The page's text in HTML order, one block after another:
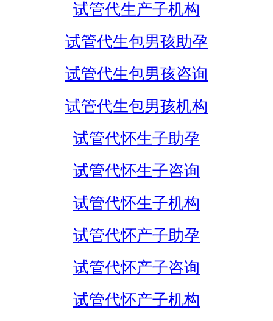
试管代生产子机构
试管代生包男孩助孕
试管代生包男孩咨询
试管代生包男孩机构
试管代怀生子助孕
试管代怀生子咨询
试管代怀生子机构
试管代怀产子助孕
试管代怀产子咨询
试管代怀产子机构